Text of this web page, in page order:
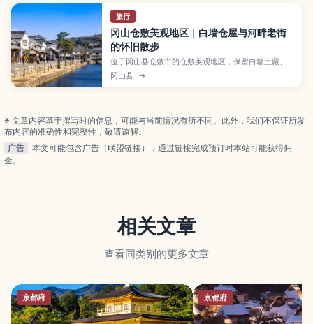
旅行
冈山仓敷美观地区｜白墙仓屋与河畔老街
的怀旧散步
位于冈山县仓敷市的仓敷美观地区，保留白墙土藏、
海鼠墙、柳树成行的仓敷川与石板小路，是充满江户
风情的人气观光区。文章介绍大原美术馆、仓敷艾比
冈山县 →
※ 文章内容基于撰写时的信息，可能与当前情况有所不同。此外，我们不保证所发
布内容的准确性和完整性，敬请谅解。
广告
本文可能包含广告（联盟链接），通过链接完成预订时本站可能获得佣
金。
相关文章
查看同类别的更多文章
京都府 京都府